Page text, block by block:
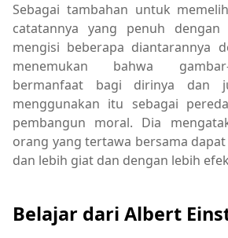
Sebagai tambahan untuk
catatannya yang penuh
mengisi beberapa diantarannya
menemukan bahwa
bermanfaat bagi dirinya dan
menggunakan itu sebagai
pembangun moral. Dia
orang yang tertawa bersama
dan lebih giat dan dengan lebih
Belajar dari Albert